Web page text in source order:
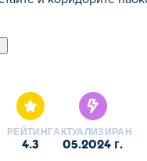
кучето си до края на
и коридорите
до финала. Можете да
РЕЙТИНГ
4.3
АКТУАЛИЗИРАН
05.2024 г.